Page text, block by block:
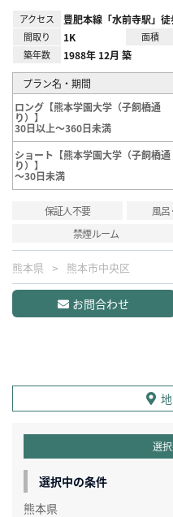
アクセス 豊肥本線「水前寺駅」
間取り 1K 面積
築年数 1988年 12月 築
プラン名・期間
ロング【熊本学園大学（子飼橋通
り）】
30日以上～360日未満
ショート【熊本学園大学（子飼橋通
り）】
～30日未満
保証人不要 風呂
禁煙ルーム
熊本県 熊本市中央区
お問合わせ
選
選択中の条件
熊本県